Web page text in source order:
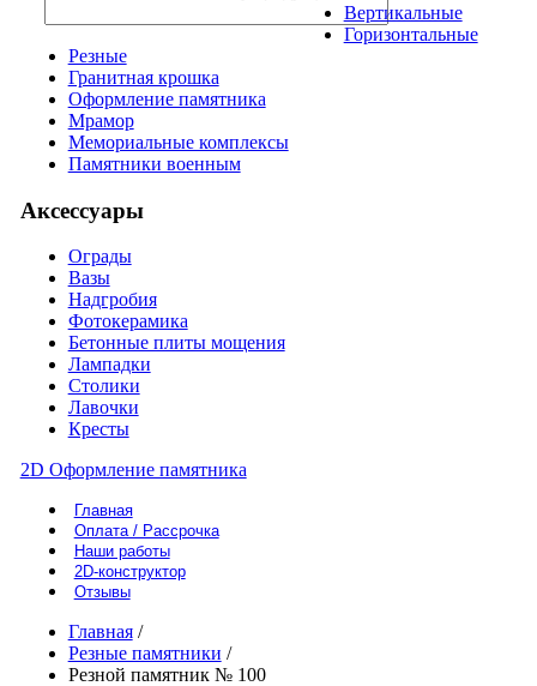
Вертикальные
Горизонтальные
Резные
Гранитная крошка
Оформление памятника
Мрамор
Мемориальные комплексы
Памятники военным
Аксессуары
Ограды
Вазы
Надгробия
Фотокерамика
Бетонные плиты мощения
Лампадки
Столики
Лавочки
Кресты
2D Оформление памятника
Главная
Оплата / Рассрочка
Наши работы
2D-конструктор
Отзывы
Главная /
Резные памятники /
Резной памятник № 100